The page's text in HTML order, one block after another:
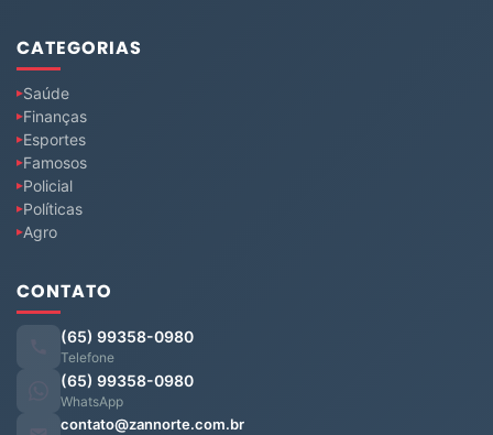
CATEGORIAS
Saúde
Finanças
Esportes
Famosos
Policial
Políticas
Agro
CONTATO
(65) 99358-0980
Telefone
(65) 99358-0980
WhatsApp
contato@zannorte.com.br